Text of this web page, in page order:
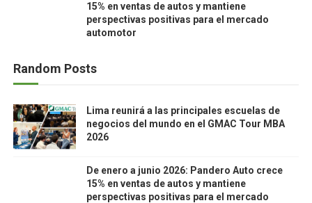
15% en ventas de autos y mantiene
perspectivas positivas para el mercado
automotor
Random Posts
Lima reunirá a las principales escuelas de
negocios del mundo en el GMAC Tour MBA
2026
De enero a junio 2026: Pandero Auto crece
15% en ventas de autos y mantiene
perspectivas positivas para el mercado